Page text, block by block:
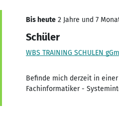
Bis heute 2 Jahre und 7
Schüler
WBS TRAINING SCHULEN
Befinde mich derzeit in einer
Fachinformatiker -